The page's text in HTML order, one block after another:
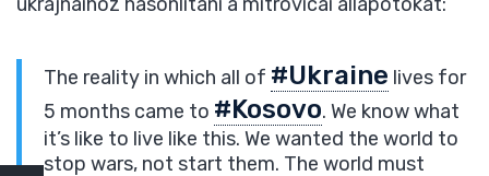
The reality in which all of #Ukraine lives for
5 months came to #Kosovo. We know what
it’s like to live like this. We wanted the world to
stop wars, not start them. The world must